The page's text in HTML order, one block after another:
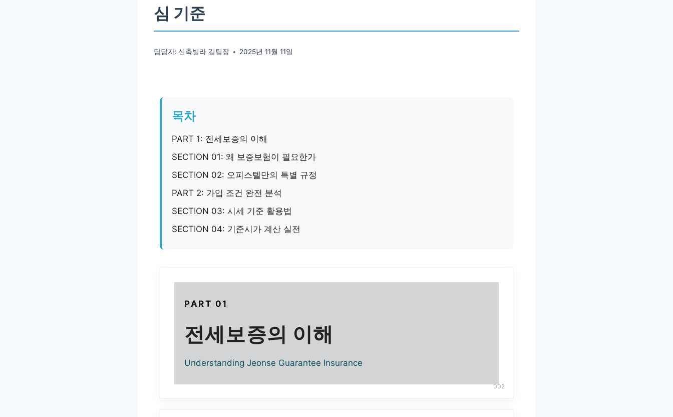
심 기준
담당자: 신축빌라 김팀장 2025년 11월 11일
목차
PART 1: 전세보증의 이해
SECTION 01: 왜 보증보험이 필요한가
SECTION 02: 오피스텔만의 특별 규정
PART 2: 가입 조건 완전 분석
SECTION 03: 시세 기준 활용법
SECTION 04: 기준시가 계산 실전
PART 01
전세보증의 이해
Understanding Jeonse Guarantee Insurance
002